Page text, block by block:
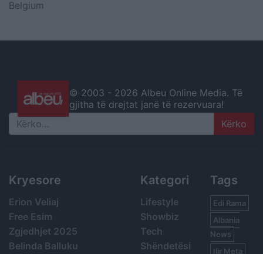
Belgium
© 2003 - 2026 Albeu Online Media. Të
gjitha të drejtat janë të rezervuara!
Search
Kryesore
Erion Veliaj
Free Esim
Zgjedhjet 2025
Belinda Balluku
Kategori
Lifestyle
Showbiz
Tech
Shëndetësi
Tags
Edi Rama
Albania
News
Ilir Meta